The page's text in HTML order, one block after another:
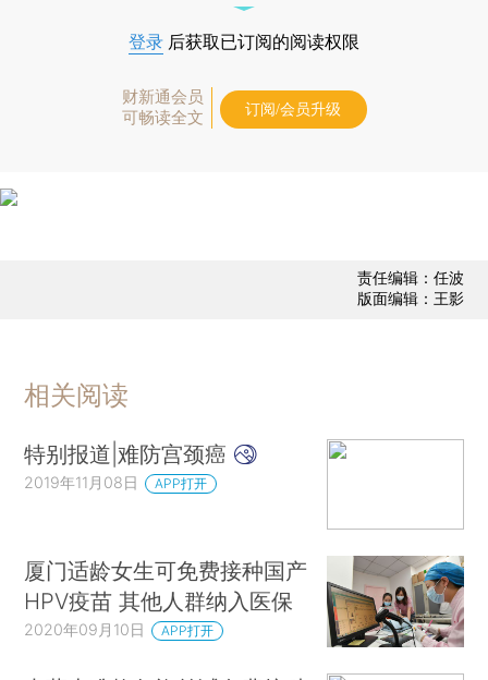
登录 后获取已订阅的阅读权限
财新通会员
可畅读全文
订阅/会员升级
责任编辑：任波
版面编辑：王影
相关阅读
特别报道|难防宫颈癌
2019年11月08日 APP打开
厦门适龄女生可免费接种国产
HPV疫苗 其他人群纳入医保
2020年09月10日 APP打开